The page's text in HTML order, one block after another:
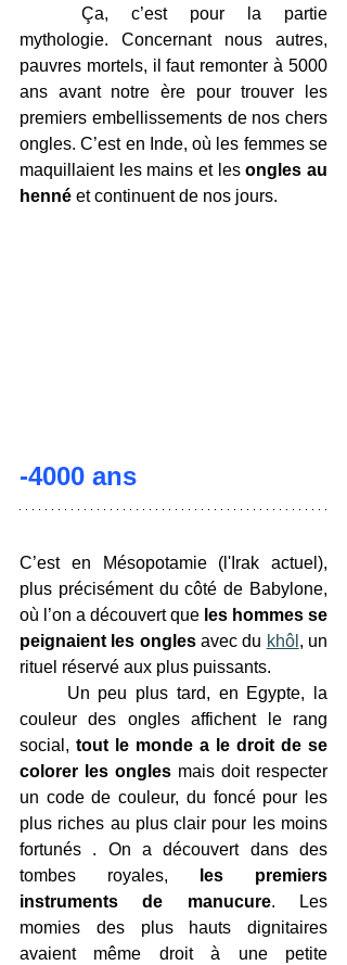
mythologie. Concernant nous autres,
pauvres mortels, il faut remonter à 5000
ans avant notre ère pour trouver les
premiers embellissements de nos chers
ongles. C’est en Inde, où les femmes se
maquillaient les mains et les ongles au
henné et continuent de nos jours.
-4000 ans
C’est en Mésopotamie (l'Irak actuel),
plus précisément du côté de Babylone,
où l’on a découvert que les hommes se
peignaient les ongles avec du khôl , un
rituel réservé aux plus puissants.
couleur des ongles affichent le rang
social, tout le monde a le droit de se
colorer les ongles mais doit respecter
un code de couleur, du foncé pour les
plus riches au plus clair pour les moins
fortunés . On a découvert dans des
tombes royales,
les premiers
instruments de manucure. Les
momies des plus hauts dignitaires
avaient même droit à une petite